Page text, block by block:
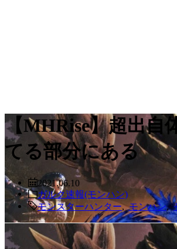
【MHRise】超出自
てる部分にある
2021.06.10
ガルク速報(モンハン)
モンスターハンター,モンハン,